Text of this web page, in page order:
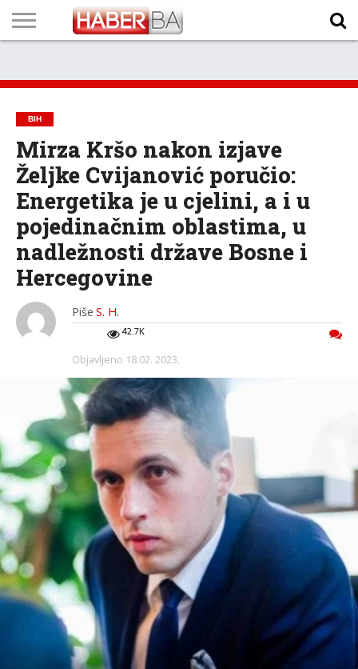
TECH
PROGRAM
PROGNOZA
PUTEVIMA
LISTA
NAMA
BIH
Mirza Kršo nakon izjave
Željke Cvijanović poručio:
Energetika je u cjelini, a i u
pojedinačnim oblastima, u
nadležnosti države Bosne i
Hercegovine
Piše S. H.
42.7K
Objavljeno 18.02. 2023.